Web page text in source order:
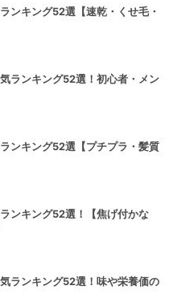
ンキング52選【速乾・くせ毛・
ランキング52選！初心者・メン
ンキング52選【プチプラ・髪質
ンキング52選！【焦げ付かな
ランキング52選！味や栄養価の